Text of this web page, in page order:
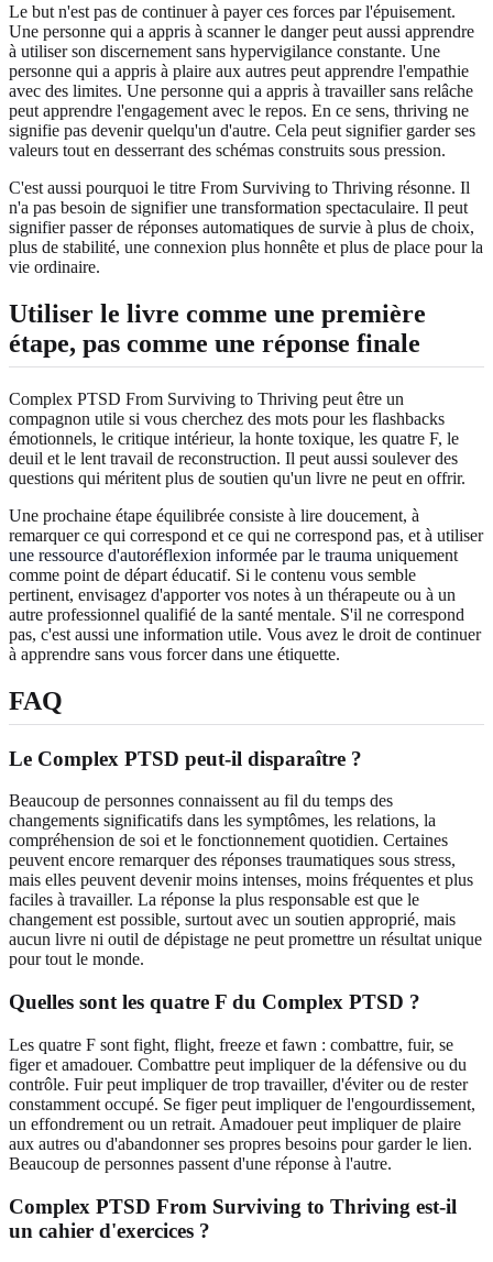
Le but n'est pas de continuer à payer ces forces par l'épuisement.
Une personne qui a appris à scanner le danger peut aussi apprendre
à utiliser son discernement sans hypervigilance constante. Une
personne qui a appris à plaire aux autres peut apprendre l'empathie
avec des limites. Une personne qui a appris à travailler sans relâche
peut apprendre l'engagement avec le repos. En ce sens, thriving ne
signifie pas devenir quelqu'un d'autre. Cela peut signifier garder ses
valeurs tout en desserrant des schémas construits sous pression.
C'est aussi pourquoi le titre From Surviving to Thriving résonne. Il
n'a pas besoin de signifier une transformation spectaculaire. Il peut
signifier passer de réponses automatiques de survie à plus de choix,
plus de stabilité, une connexion plus honnête et plus de place pour la
vie ordinaire.
Utiliser le livre comme une première
étape, pas comme une réponse finale
Complex PTSD From Surviving to Thriving peut être un
compagnon utile si vous cherchez des mots pour les flashbacks
émotionnels, le critique intérieur, la honte toxique, les quatre F, le
deuil et le lent travail de reconstruction. Il peut aussi soulever des
questions qui méritent plus de soutien qu'un livre ne peut en offrir.
Une prochaine étape équilibrée consiste à lire doucement, à
remarquer ce qui correspond et ce qui ne correspond pas, et à utiliser
une ressource d'autoréflexion informée par le trauma uniquement
comme point de départ éducatif. Si le contenu vous semble
pertinent, envisagez d'apporter vos notes à un thérapeute ou à un
autre professionnel qualifié de la santé mentale. S'il ne correspond
pas, c'est aussi une information utile. Vous avez le droit de continuer
à apprendre sans vous forcer dans une étiquette.
FAQ
Le Complex PTSD peut-il disparaître ?
Beaucoup de personnes connaissent au fil du temps des
changements significatifs dans les symptômes, les relations, la
compréhension de soi et le fonctionnement quotidien. Certaines
peuvent encore remarquer des réponses traumatiques sous stress,
mais elles peuvent devenir moins intenses, moins fréquentes et plus
faciles à travailler. La réponse la plus responsable est que le
changement est possible, surtout avec un soutien approprié, mais
aucun livre ni outil de dépistage ne peut promettre un résultat unique
pour tout le monde.
Quelles sont les quatre F du Complex PTSD ?
Les quatre F sont fight, flight, freeze et fawn : combattre, fuir, se
figer et amadouer. Combattre peut impliquer de la défensive ou du
contrôle. Fuir peut impliquer de trop travailler, d'éviter ou de rester
constamment occupé. Se figer peut impliquer de l'engourdissement,
un effondrement ou un retrait. Amadouer peut impliquer de plaire
aux autres ou d'abandonner ses propres besoins pour garder le lien.
Beaucoup de personnes passent d'une réponse à l'autre.
Complex PTSD From Surviving to Thriving est-il
un cahier d'exercices ?